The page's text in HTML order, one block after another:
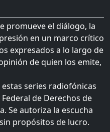
promueve el diálogo, la
en un marco crítico
expresados a lo largo de
de quien los emite,
series radiofónicas
de Derechos de
Se autoriza la escucha
propósitos de lucro.